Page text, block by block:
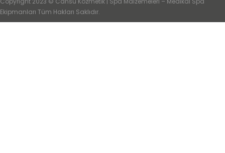
Ekipmanları Tüm Hakları Saklıdır.